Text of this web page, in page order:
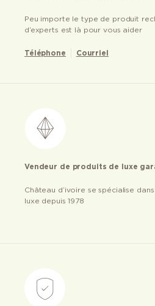
Peu importe le type de produit
d’experts est là pour vous aider
Téléphone Courriel
Vendeur de produits de luxe
Château d’ivoire se spécialise
luxe depuis 1978